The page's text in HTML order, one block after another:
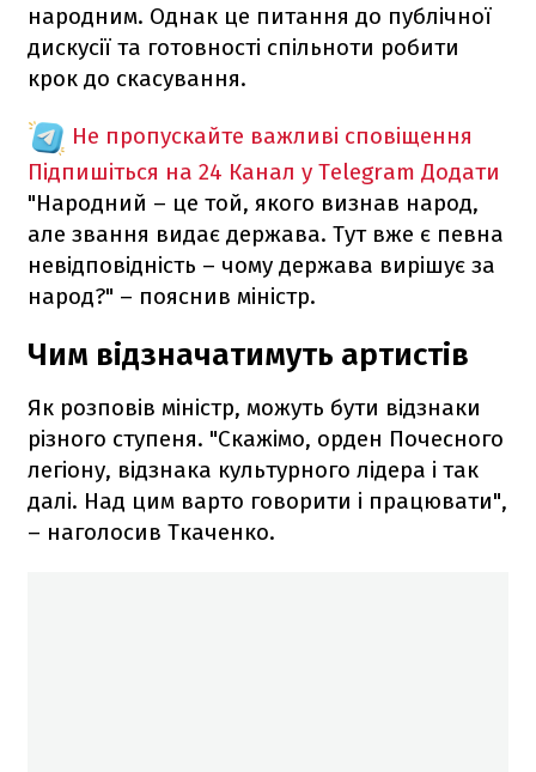
народним. Однак це питання до публічної
дискусії та готовності спільноти робити
крок до скасування.
Не пропускайте важливі сповіщення
Підпишіться на 24 Канал у Telegram Додати
"Народний – це той, якого визнав народ,
але звання видає держава. Тут вже є певна
невідповідність – чому держава вирішує за
народ?" – пояснив міністр.
Чим відзначатимуть артистів
Як розповів міністр, можуть бути відзнаки
різного ступеня. "Скажімо, орден Почесного
легіону, відзнака культурного лідера і так
далі. Над цим варто говорити і працювати",
– наголосив Ткаченко.